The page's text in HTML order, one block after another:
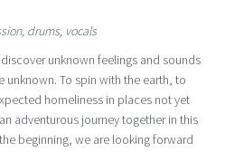
drums, vocals
unknown feelings and sounds
unknown. To spin with the earth, to
homeliness in places not yet
adventurous journey together in this
beginning, we are looking forward